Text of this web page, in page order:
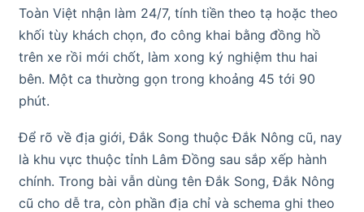
Toàn Việt nhận làm 24/7, tính tiền theo tạ hoặc theo
khối tùy khách chọn, đo công khai bằng đồng hồ
trên xe rồi mới chốt, làm xong ký nghiệm thu hai
bên. Một ca thường gọn trong khoảng 45 tới 90
phút.
Để rõ về địa giới, Đắk Song thuộc Đắk Nông cũ, nay
là khu vực thuộc tỉnh Lâm Đồng sau sắp xếp hành
chính. Trong bài vẫn dùng tên Đắk Song, Đắk Nông
cũ cho dễ tra, còn phần địa chỉ và schema ghi theo